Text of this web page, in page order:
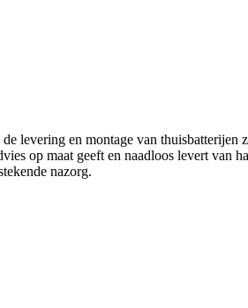
levering en montage van thuisbatterijen
op maat geeft en naadloos levert van
nazorg.